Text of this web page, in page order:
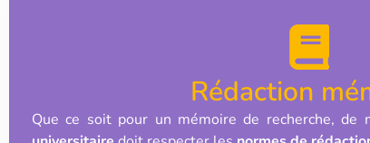
Rédaction
Que ce soit pour un mémoire de recherche, de